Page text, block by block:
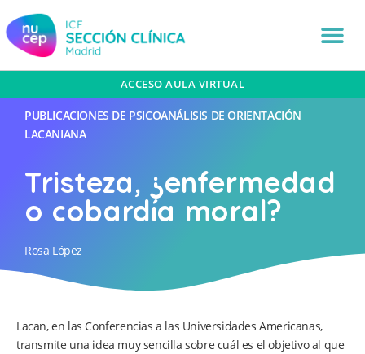
ACCESO AULA VIRTUAL
PUBLICACIONES DE PSICOANÁLISIS DE ORIENTACIÓN
LACANIANA
Tristeza, ¿enfermedad
o cobardía moral?
Rosa López
Lacan, en las Conferencias a las Universidades Americanas,
transmite una idea muy sencilla sobre cuál es el objetivo al que